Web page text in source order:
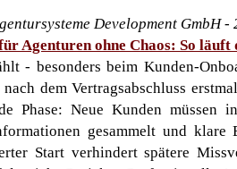
Development GmbH
Agenturen ohne Chaos: So
- besonders beim Kunden-
dem Vertragsabschluss
Phase: Neue Kunden müssen
gesammelt und klare
Start verhindert spätere